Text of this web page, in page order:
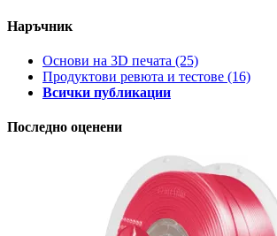
Наръчник
Основи на 3D печата (25)
Продуктови ревюта и тестове (16)
Всички публикации
Последно оценени